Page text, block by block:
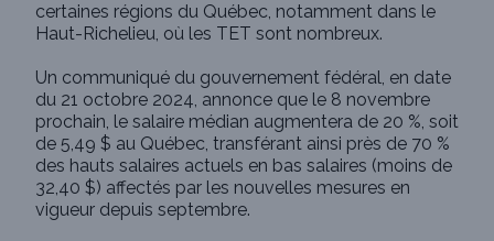
certaines régions du Québec, notamment dans le
Haut-Richelieu, où les TET sont nombreux.
Un communiqué du gouvernement fédéral, en date
du 21 octobre 2024, annonce que le 8 novembre
prochain, le salaire médian augmentera de 20 %, soit
de 5,49 $ au Québec, transférant ainsi près de 70 %
des hauts salaires actuels en bas salaires (moins de
32,40 $) affectés par les nouvelles mesures en
vigueur depuis septembre.